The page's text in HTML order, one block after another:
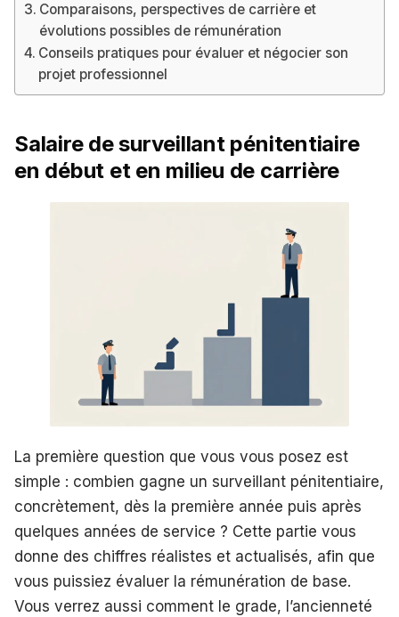
Comparaisons, perspectives de carrière et
évolutions possibles de rémunération
Conseils pratiques pour évaluer et négocier son
projet professionnel
Salaire de surveillant pénitentiaire
en début et en milieu de carrière
La première question que vous vous posez est
simple : combien gagne un surveillant pénitentiaire,
concrètement, dès la première année puis après
quelques années de service ? Cette partie vous
donne des chiffres réalistes et actualisés, afin que
vous puissiez évaluer la rémunération de base.
Vous verrez aussi comment le grade, l’ancienneté